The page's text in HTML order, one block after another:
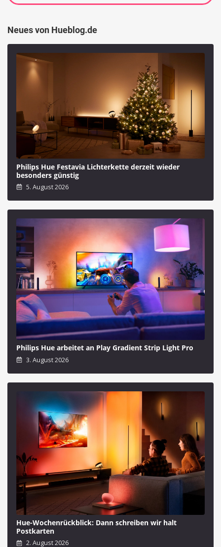
Neues von Hueblog.de
Philips Hue Festavia Lichterkette derzeit wieder
besonders günstig
5. August 2026
Philips Hue arbeitet an Play Gradient Strip Light Pro
3. August 2026
Hue-Wochenrückblick: Dann schreiben wir halt
Postkarten
2. August 2026